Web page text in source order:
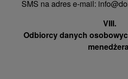
SMS na adres e-mail:
VIII.
Odbiorcy danych